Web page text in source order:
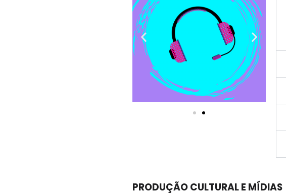
PRODUÇÃO CULTURAL E MÍDIAS